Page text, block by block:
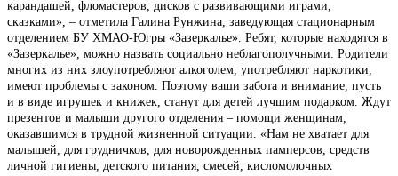
карандашей, фломастеров, дисков с развивающими играми,
сказками», – отметила Галина Рунжина, заведующая стационарным
отделением БУ ХМАО-Югры «Зазеркалье». Ребят, которые находятся в
«Зазеркалье», можно назвать социально неблагополучными. Родители
многих из них злоупотребляют алкоголем, употребляют наркотики,
имеют проблемы с законом. Поэтому ваши забота и внимание, пусть
и в виде игрушек и книжек, станут для детей лучшим подарком. Ждут
презентов и малыши другого отделения – помощи женщинам,
оказавшимся в трудной жизненной ситуации. «Нам не хватает для
малышей, для грудничков, для новорожденных памперсов, средств
личной гигиены, детского питания, смесей, кисломолочных